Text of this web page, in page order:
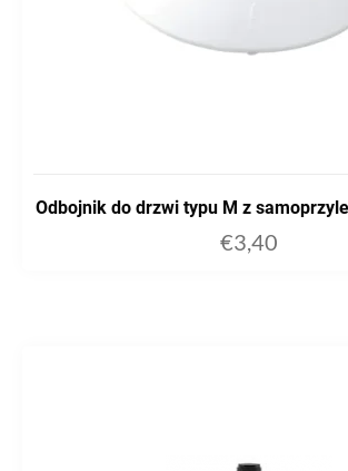
Odbojnik do drzwi typu M z
€3,40